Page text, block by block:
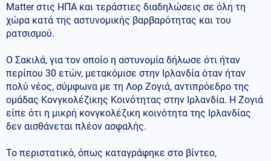
Matter στις ΗΠΑ και τεράστιες διαδηλώσεις σε όλη τη
χώρα κατά της αστυνομικής βαρβαρότητας και του
ρατσισμού.
Ο Σακιλά, για τον οποίο η αστυνομία δήλωσε ότι ήταν
περίπου 30 ετών, μετακόμισε στην Ιρλανδία όταν ήταν
πολύ νέος, σύμφωνα με τη Λορ Ζογιά, αντιπρόεδρο της
ομάδας Κονγκολέζικης Κοινότητας στην Ιρλανδία. Η Ζογιά
είπε ότι η μικρή κονγκολέζικη κοινότητα της Ιρλανδίας
δεν αισθάνεται πλέον ασφαλής.
Το περιστατικό, όπως καταγράφηκε στο βίντεο,